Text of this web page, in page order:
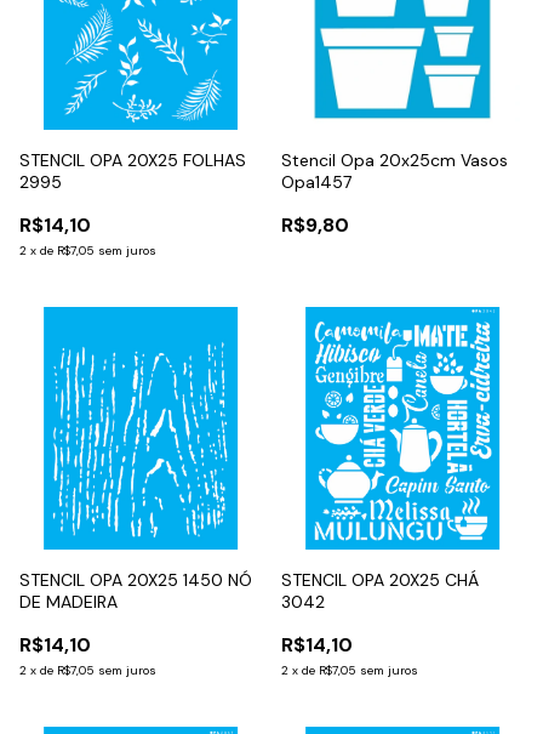
STENCIL OPA 20X25 FOLHAS
2995
R$14,10
2 x de R$7,05 sem juros
Stencil Opa 20x25cm Vasos
Opa1457
R$9,80
STENCIL OPA 20X25 1450 NÓ
DE MADEIRA
R$14,10
2 x de R$7,05 sem juros
STENCIL OPA 20X25 CHÁ
3042
R$14,10
2 x de R$7,05 sem juros